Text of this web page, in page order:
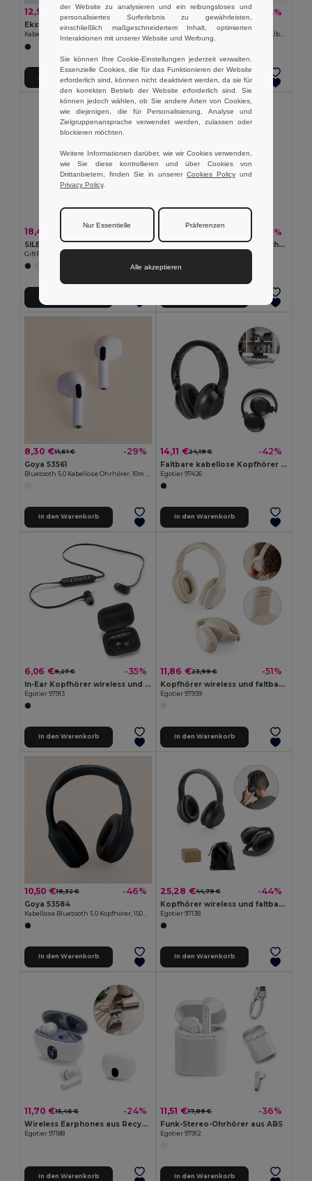
12,93 € -31%
Ekston 97955
Kabellose In-Ear Kopfhörer mit BT 5'0-Übertragung
In den Warenkorb
14,76 € 32,01 € -54%
Ekston 97957
Kabelloser PU-Kopfhörer mit BT 5'0-Übertragung
In den Warenkorb
18,48 €
SILENT 5.3 ANC Kopfhörer
GiftRetail MO2275
In den Warenkorb
-41%
KOLOR TWS 5.0 wireless Ohrhörer-Set
8,30 €11,61 € -29%
Goya 53561
In den Warenkorb
14,11 €24,19 € -42%
Faltbare kabellose Kopfhörer mit 20 Stunden Akkulaufzeit aus recyceltem ABS (100% rABS)
Egotier 97426
In den Warenkorb
6,06 €9,27 € -35%
In-Ear Kopfhörer wireless und magnetisch mit 3 Stunden Akkulaufzeit am recyceltem ABS (100 % rABS)
Egotier 97913
In den Warenkorb
11,86 €23,99 € -51%
Kopfhörer wireless und faltbar mit 4 Stunden Akkulaufzeit aus Weizenstroh und ABS
Egotier 97939
In den Warenkorb
10,50 €19,32 € -46%
Goya 53584
In den Warenkorb
25,28 €44,79 € -44%
Kopfhörer wireless und faltbar mit ANC und 15 Stunden Akkulaufzeit aus Recyceltes ABS (100% rABS)
Egotier 97138
In den Warenkorb
11,70 €15,46 € -24%
Wireless Earphones aus Recyceltes ABS (100% rABS) mit 4 Stunden Akkulaufzeit
Egotier 97188
In den Warenkorb
11,51 €17,89 € -36%
Funk-Stereo-Ohrhörer aus ABS
Egotier 97912
In den Warenkorb
der Website zu analysieren und ein reibungsloses und
personalisiertes Surferlebnis zu gewährleisten,
einschließlich maßgeschneidertem Inhalt, optimierten
Interaktionen mit unserer Website und Werbung.
Sie können Ihre Cookie-Einstellungen jederzeit verwalten.
Essenzielle Cookies, die für das Funktionieren der Website
erforderlich sind, können nicht deaktiviert werden, da sie für
den korrekten Betrieb der Website erforderlich sind. Sie
können jedoch wählen, ob Sie andere Arten von Cookies,
wie diejenigen, die für Personalisierung, Analyse und
Zielgruppenansprache verwendet werden, zulassen oder
blockieren möchten.
Weitere Informationen darüber, wie wir Cookies verwenden,
wie Sie diese kontrollieren und über Cookies von
Drittanbietern, finden Sie in unserer Cookies Policy und
Privacy Policy.
Nur Essentielle Präferenzen
Alle akzeptieren